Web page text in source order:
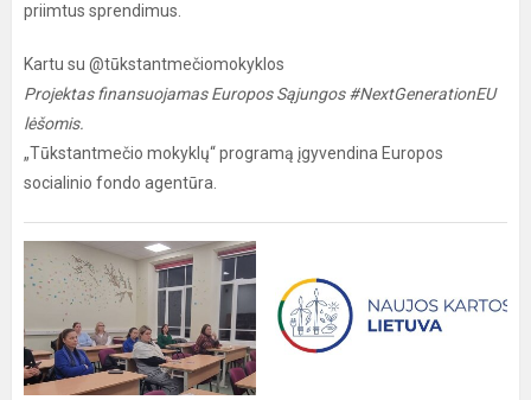
priimtus sprendimus.
Kartu su @tūkstantmečiomokyklos
Projektas finansuojamas Europos Sąjungos #NextGenerationEU
lėšomis.
„Tūkstantmečio mokyklų“ programą įgyvendina Europos
socialinio fondo agentūra.